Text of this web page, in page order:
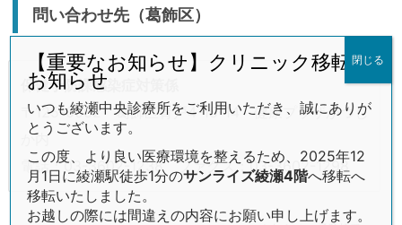
問い合わせ先（葛飾区）
保健予防課感染症対策係
〒125-0062 葛飾区青戸4-15-14 健康プラザかつし
か内
電話：03-3602-1238 ファクス：03-3602-1298
【重要なお知らせ】クリニック移転の
お知らせ
いつも綾瀬中央診療所をご利用いただき、誠にありが
とうございます。
この度、より良い医療環境を整えるため、2025年12
月1日に綾瀬駅徒歩1分のサンライズ綾瀬4階へ移転へ
移転いたしました。
お越しの際には間違えの内容にお願い申し上げます。
閉じる